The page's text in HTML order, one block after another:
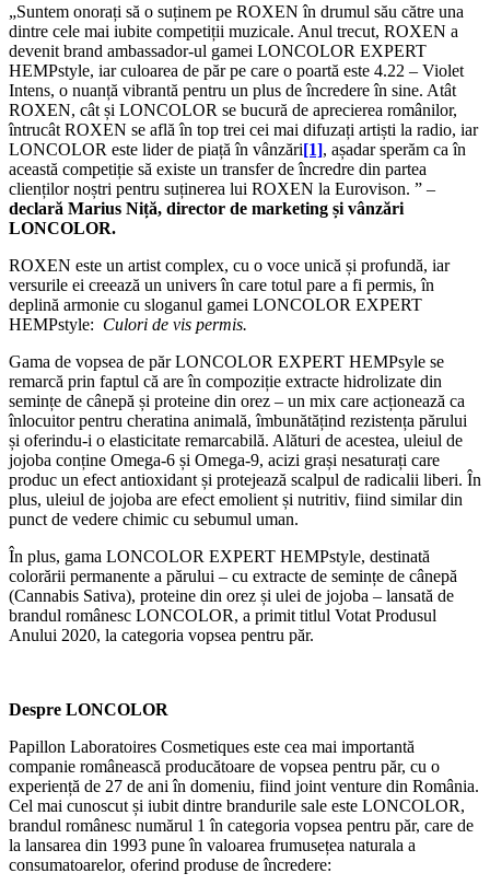
„Suntem onorați să o suținem pe ROXEN în drumul său către una
dintre cele mai iubite competiții muzicale. Anul trecut, ROXEN a
devenit brand ambassador-ul gamei LONCOLOR EXPERT
HEMPstyle, iar culoarea de păr pe care o poartă este 4.22 – Violet
Intens, o nuanță vibrantă pentru un plus de încredere în sine. Atât
ROXEN, cât și LONCOLOR se bucură de aprecierea românilor,
întrucât ROXEN se află în top trei cei mai difuzați artiști la radio, iar
LONCOLOR este lider de piață în vânzări[1], așadar sperăm ca în
această competiție să existe un transfer de încredre din partea
clienților noștri pentru suținerea lui ROXEN la Eurovison. ” –
declară Marius Niță, director de marketing și vânzări
LONCOLOR.
ROXEN este un artist complex, cu o voce unică și profundă, iar
versurile ei creează un univers în care totul pare a fi permis, în
deplină armonie cu sloganul gamei LONCOLOR EXPERT
HEMPstyle: Culori de vis permis.
Gama de vopsea de păr LONCOLOR EXPERT HEMPsyle se
remarcă prin faptul că are în compoziție extracte hidrolizate din
semințe de cânepă și proteine din orez – un mix care acționează ca
înlocuitor pentru cheratina animală, îmbunătățind rezistența părului
și oferindu-i o elasticitate remarcabilă. Alături de acestea, uleiul de
jojoba conține Omega-6 și Omega-9, acizi grași nesaturați care
produc un efect antioxidant și protejează scalpul de radicalii liberi. În
plus, uleiul de jojoba are efect emolient și nutritiv, fiind similar din
punct de vedere chimic cu sebumul uman.
În plus, gama LONCOLOR EXPERT HEMPstyle, destinată
colorării permanente a părului – cu extracte de semințe de cânepă
(Cannabis Sativa), proteine din orez și ulei de jojoba – lansată de
brandul românesc LONCOLOR, a primit titlul Votat Produsul
Anului 2020, la categoria vopsea pentru păr.
Despre LONCOLOR
Papillon Laboratoires Cosmetiques este cea mai importantă
companie românească producătoare de vopsea pentru păr, cu o
experiență de 27 de ani în domeniu, fiind joint venture din România.
Cel mai cunoscut și iubit dintre brandurile sale este LONCOLOR,
brandul românesc numărul 1 în categoria vopsea pentru păr, care de
la lansarea din 1993 pune în valoarea frumusețea naturala a
consumatoarelor, oferind produse de încredere: